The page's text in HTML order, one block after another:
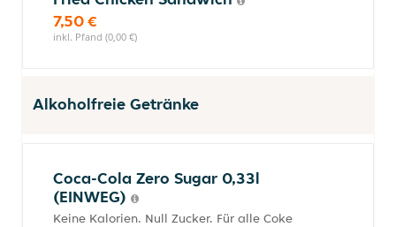
7,50 €
inkl. Pfand (0,00 €)
Alkoholfreie Getränke
Coca-Cola Zero Sugar 0,33l
(EINWEG)
Keine Kalorien. Null Zucker. Für alle Coke